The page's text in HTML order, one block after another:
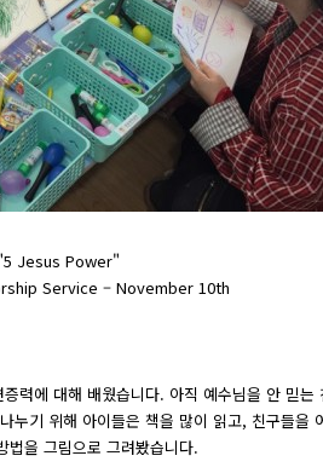
"5 Jesus Power"
Service – November 10th
력에 대해 배웠습니다. 아직 예수님을 안 믿
누기 위해 아이들은 책을 많이 읽고, 친구들
법을 그림으로 그려봤습니다.